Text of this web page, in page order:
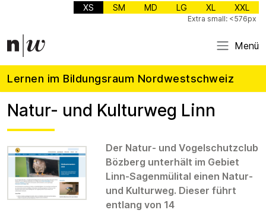
XS SM MD LG XL XXL
Extra small: <576px
Menü
Lernen im Bildungsraum Nordwestschweiz
Natur- und Kulturweg Linn
Der Natur- und Vogelschutzclub
Bözberg unterhält im Gebiet
Linn-Sagenmülital einen Natur-
und Kulturweg. Dieser führt
entlang von 14